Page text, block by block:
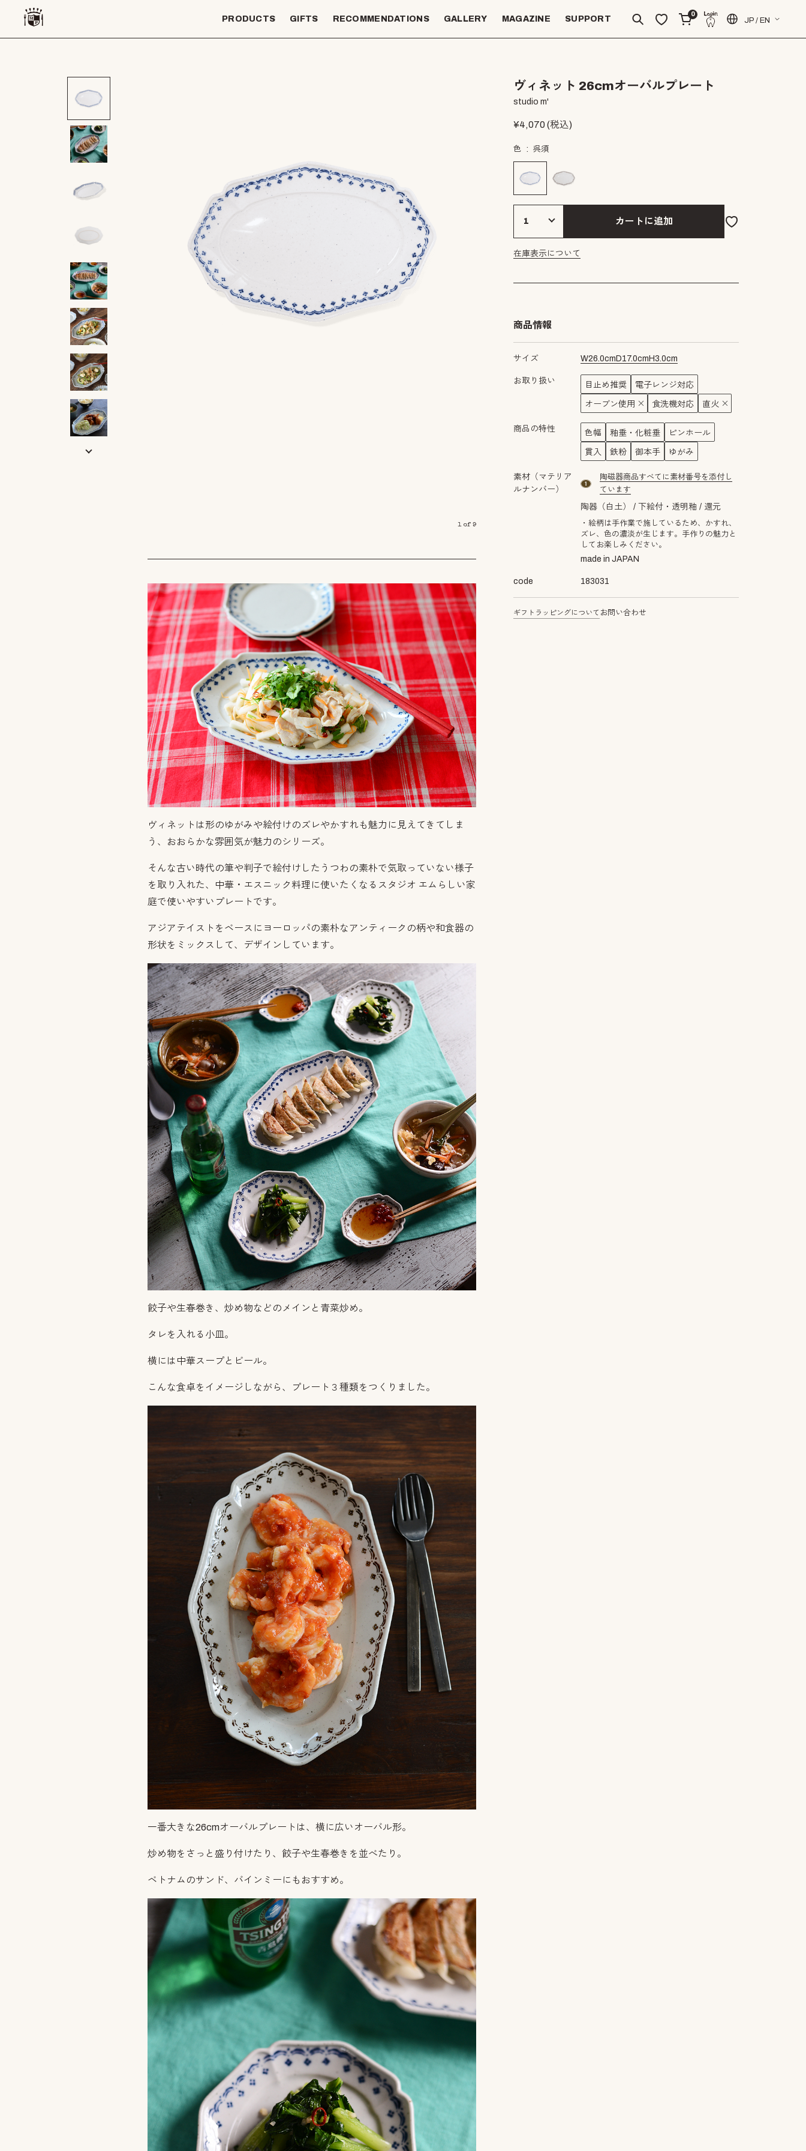
PRODUCTS GIFTS RECOMMENDATIONS GALLERY MAGAZINE SUPPORT
0
JP / EN
1of 9
ヴィネット 26cmオーバルプレート
studio m'
¥4,070(税込)
色 呉須
カートに追加
在庫表示について
商品情報
サイズ W26.0cm D17.0cm H3.0cm
お取り扱い 目止め推奨 電子レンジ対応
オーブン使用 食洗機対応 直火
商品の特性 色幅 釉垂・化粧垂 ピンホール
貫入 鉄粉 御本手 ゆがみ
素材（マテリア
ルナンバー）
material number1
陶磁器商品すべてに素材番号を添付し
ています
陶器（白土） 下絵付・透明釉 還元
・絵柄は手作業で施しているため、かすれ、
ズレ、色の濃淡が生じます。手作りの魅力と
してお楽しみください。
made in JAPAN
code 183031
ギフトラッピングについて お問い合わせ
ヴィネットは形のゆがみや絵付けのズレやかすれも魅力に見えてきてしま
う、おおらかな雰囲気が魅力のシリーズ。
そんな古い時代の筆や判子で絵付けしたうつわの素朴で気取っていない様子
を取り入れた、中華・エスニック料理に使いたくなるスタジオ エムらしい家
庭で使いやすいプレートです。
アジアテイストをベースにヨーロッパの素朴なアンティークの柄や和食器の
形状をミックスして、デザインしています。
餃子や生春巻き、炒め物などのメインと青菜炒め。
タレを入れる小皿。
横には中華スープとビール。
こんな食卓をイメージしながら、プレート３種類をつくりました。
一番大きな26cmオーバルプレートは、横に広いオーバル形。
炒め物をさっと盛り付けたり、餃子や生春巻きを並べたり。
ベトナムのサンド、バインミーにもおすすめ。